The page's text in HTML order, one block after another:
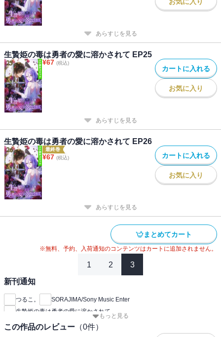
あらすじを見る
生贄姫の毒は勇者の愛に溶かされて EP25
¥67 (税込)
カートに入れる
お気に入り
あらすじを見る
生贄姫の毒は勇者の愛に溶かされて EP26
最終巻
¥67 (税込) カートに入れる
お気に入り
あらすじを見る
まとめてカート
※無料、予約、入荷通知のコンテンツはカートに追加されません。
1 2 3
新刊通知
つるこ。
SORAJIMA/Sony Music Enter
生贄姫の毒は勇者の愛に溶かされて
もっと見る
この作品のレビュー （0件）